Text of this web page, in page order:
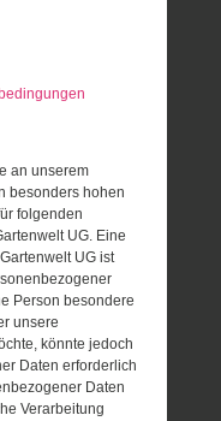
an unserem
besonders hohen
folgenden
UG. Eine
UG ist
Person besondere
unsere
könnte jedoch
Daten erforderlich
Daten
Verarbeitung